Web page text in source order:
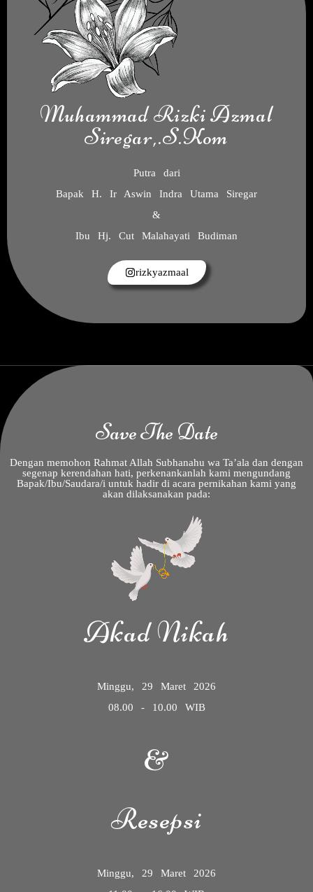
Muhammad Rizki Azmal
Siregar,.S.Kom
Putra dari
Bapak H. Ir Aswin Indra Utama Siregar
&
Ibu Hj. Cut Malahayati Budiman
rizkyazmaal
Save The Date
Dengan memohon Rahmat Allah Subhanahu wa Ta’ala dan dengan
segenap kerendahan hati, perkenankanlah kami mengundang
Bapak/Ibu/Saudara/i untuk hadir di acara pernikahan kami yang
akan dilaksanakan pada:
Akad Nikah
Minggu, 29 Maret 2026
08.00 - 10.00 WIB
&
Resepsi
Minggu, 29 Maret 2026